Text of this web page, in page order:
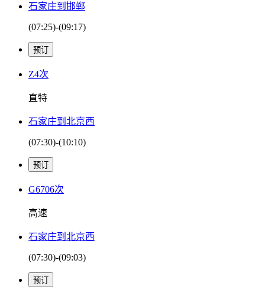
石家庄到邯郸
(07:25)-(09:17)
Z4次
直特
石家庄到北京西
(07:30)-(10:10)
G6706次
高速
石家庄到北京西
(07:30)-(09:03)